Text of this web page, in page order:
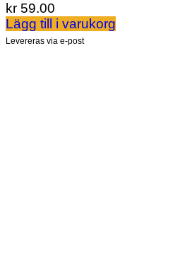
kr 59.00
Lägg till i varukorg
Levereras via e-post